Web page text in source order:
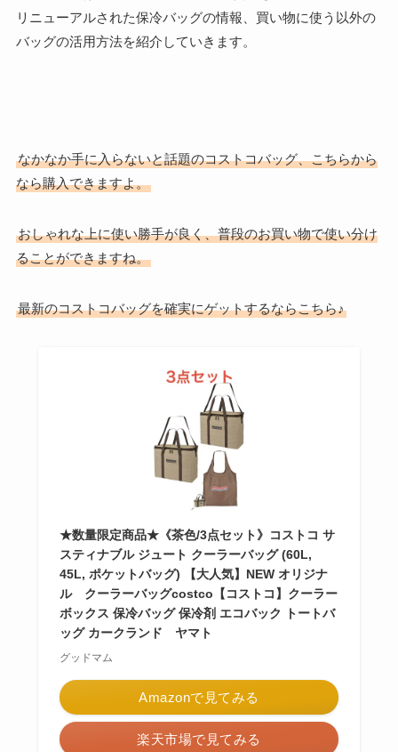
リニューアルされた保冷バッグの情報、買い物に使う以外の
バッグの活用方法を紹介していきます。
なかなか手に入らないと話題のコストコバッグ、こちらから
なら購入できますよ。
おしゃれな上に使い勝手が良く、普段のお買い物で使い分け
ることができますね。
最新のコストコバッグを確実にゲットするならこちら♪
★数量限定商品★《茶色/3点セット》コストコ サ
スティナブル ジュート クーラーバッグ (60L,
45L, ポケットバッグ) 【大人気】NEW オリジナ
ル クーラーバッグcostco【コストコ】クーラー
ボックス 保冷バッグ 保冷剤 エコバック トートバ
ッグ カークランド ヤマト
グッドマム
Amazonで見てみる
楽天市場で見てみる